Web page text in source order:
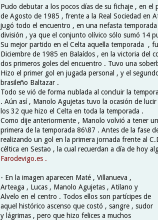
Pudo debutar a los pocos días de su fichaje , en
de Agosto de 1985 , frente a la Real Sociedad en
jugó todo el encuentro , en una nefasta
división , ya que el conjunto olívico sólo sumó 14
Su mejor partido en el Celta aquella temporada ,
Diciembre de 1985 en Balaídos , en la victoria del
dos primeros goles del encuentro . Tuvo una
Hizo el primer gol en jugada personal , y el
brasileño Baltazar .
Todo se vió de forma nublada al concluir la
. Aún así , Manolo Agujetas tuvo la ocasión de
los 32 que hizo el Celta en toda la temporada .
Como dije anteriormente , Manolo volvió a tener
primera de la temporada 86\87 . Antes de la fase
realizando un gol en la primera jornada frente al
céltica en Sestao , la cual recuerdan a día de hoy
Farodevigo.es .
- En la imagen aparecen Maté , Villanueva ,
Arteaga , Lucas , Manolo Agujetas , Atilano y
Alvelo en el centro . Todos ellos son partícipes de
aquel histórico ascenso que costó , sangre , sudor
y lágrimas , pero que hizo felices a muchos